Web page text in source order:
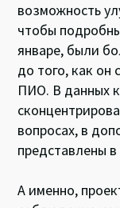
возможность
чтобы
январе, были
до того, как он
ПИО. В данных
вопросах, в
представлены в
А именно,